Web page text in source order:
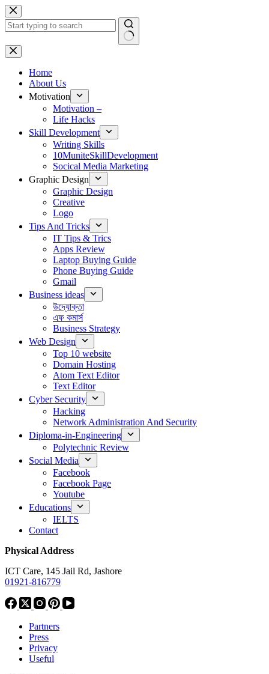
Skip
to
content
No
results
Home
About Us
Motivation
Motivation –
Life Hacks
Skill Development
Writing Skills
10MuniteSkillDevelopment
Socical Media Marketing
Graphic Design
Graphic Design
Creative
Logo
Tips And Tricks
IT Tips & Trics
Apps Review
Laptop Buying Guide
Phone Buying Guide
Gmail
Business ideas
উদ্যোক্তা
এফ কমার্স
Business Strategy
Web Design
Top 10 website
Domain Hosting
Atom Text Editor
Text Editor
Cyber Security
Hacking
Network Administration And Security
Diploma-in-Engineering
Polytechnic Review
Social Media
Facebook
Facebook Page
Youtube
Educations
IELTS
Contact
Physical Address
ICT Care, 145 Jail Rd, Jashore
01921-816779
Partners
Press
Privacy
Useful